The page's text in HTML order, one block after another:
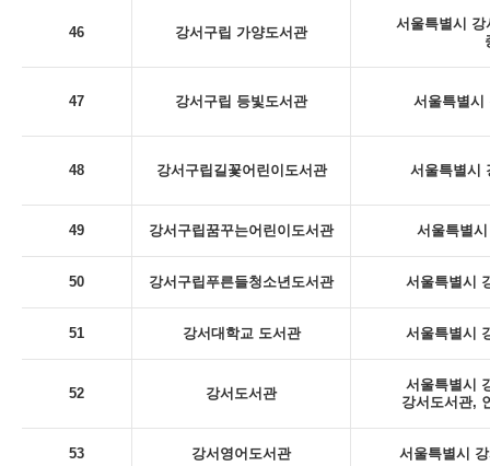
46 강서구립 가양도서관
서울특별시 강
47 강서구립 등빛도서관 서울특별시
48 강서구립길꽃어린이도서관 서울특별시
49 강서구립꿈꾸는어린이도서관 서울특별
50 강서구립푸른들청소년도서관 서울특별시
51 강서대학교 도서관 서울특별시
52 강서도서관
서울특별시
강서도서관,
53 강서영어도서관 서울특별시